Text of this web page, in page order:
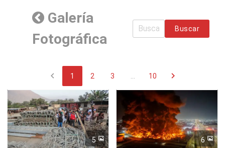
Galería
Fotográfica
Buscar
chevron_left 1 2 3 10 chevron_right
5 6